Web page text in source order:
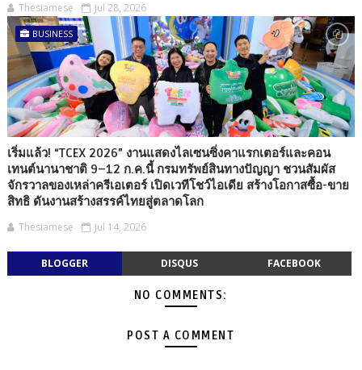
Thesiamese Jul 28, 2026
BUSINESS
เริ่มแล้ว! “TCEX 2026” งานแสดงไลเซนซิ่งคาแรกเตอร์และคอน
เทนต์นานาชาติ 9–12 ก.ค.นี้ กรมทรัพย์สินทางปัญญา ชวนสัมผัส
จักรวาลของเหล่าครีเอเตอร์ เปิดเวทีโชว์ไอเดีย สร้างโอกาสซื้อ-ขาย
สิทธิ ดันงานสร้างสรรค์ไทยสู่ตลาดโลก
Thesiamese Jul 14, 2026
BLOGGER DISQUS FACEBOOK
NO COMMENTS:
POST A COMMENT